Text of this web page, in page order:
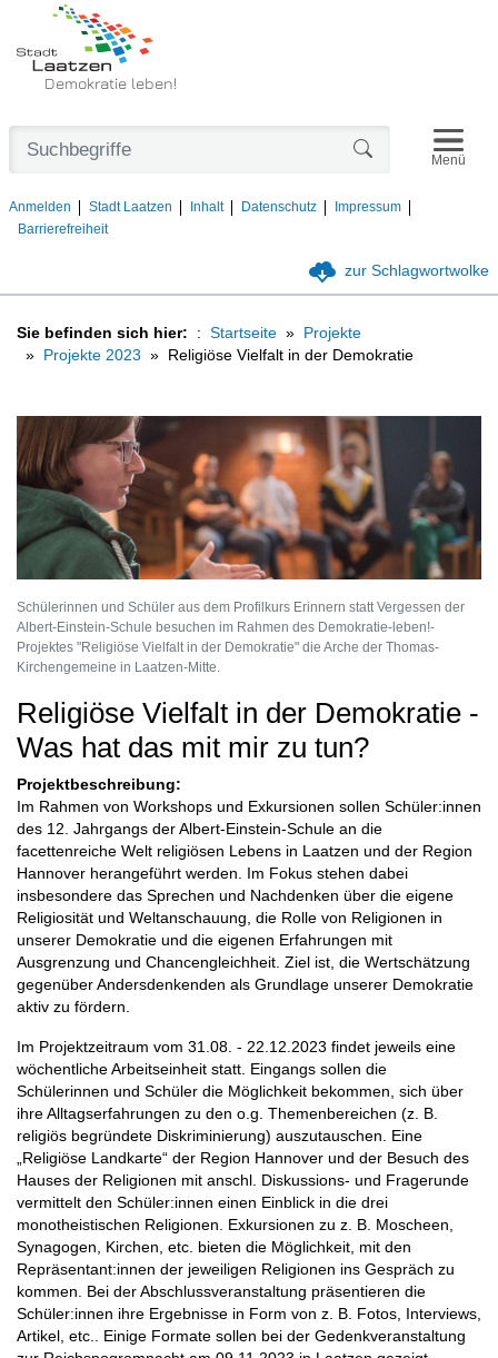
Demokratie leben!
Anmelden Stadt Laatzen Inhalt Datenschutz
Impressum
Barrierefreiheit
Menü
zur Schlagwortwolke
Sie befinden sich hier: Startseite
Projekte
Projekte 2023
Religiöse Vielfalt in der Demokratie
Schülerinnen und Schüler aus dem Profilkurs Erinnern statt Vergessen der
Albert-Einstein-Schule besuchen im Rahmen des Demokratie-leben!-
Projektes "Religiöse Vielfalt in der Demokratie" die Arche der Thomas-
Kirchengemeine in Laatzen-Mitte.
Religiöse Vielfalt in der Demokratie -
Was hat das mit mir zu tun?
Projektbeschreibung:
Im Rahmen von Workshops und Exkursionen sollen Schüler:innen
des 12. Jahrgangs der Albert‐Einstein‐Schule an die
facettenreiche Welt religiösen Lebens in Laatzen und der Region
Hannover herangeführt werden. Im Fokus stehen dabei
insbesondere das Sprechen und Nachdenken über die eigene
Religiosität und Weltanschauung, die Rolle von Religionen in
unserer Demokratie und die eigenen Erfahrungen mit
Ausgrenzung und Chancengleichheit. Ziel ist, die Wertschätzung
gegenüber Andersdenkenden als Grundlage unserer Demokratie
aktiv zu fördern.
Im Projektzeitraum vom 31.08. - 22.12.2023 findet jeweils eine
wöchentliche Arbeitseinheit statt. Eingangs sollen die
Schülerinnen und Schüler die Möglichkeit bekommen, sich über
ihre Alltagserfahrungen zu den o.g. Themenbereichen (z. B.
religiös begründete Diskriminierung) auszutauschen. Eine
„Religiöse Landkarte“ der Region Hannover und der Besuch des
Hauses der Religionen mit anschl. Diskussions‐ und Fragerunde
vermittelt den Schüler:innen einen Einblick in die drei
monotheistischen Religionen. Exkursionen zu z. B. Moscheen,
Synagogen, Kirchen, etc. bieten die Möglichkeit, mit den
Repräsentant:innen der jeweiligen Religionen ins Gespräch zu
kommen. Bei der Abschlussveranstaltung präsentieren die
Schüler:innen ihre Ergebnisse in Form von z. B. Fotos, Interviews,
Artikel, etc.. Einige Formate sollen bei der Gedenkveranstaltung